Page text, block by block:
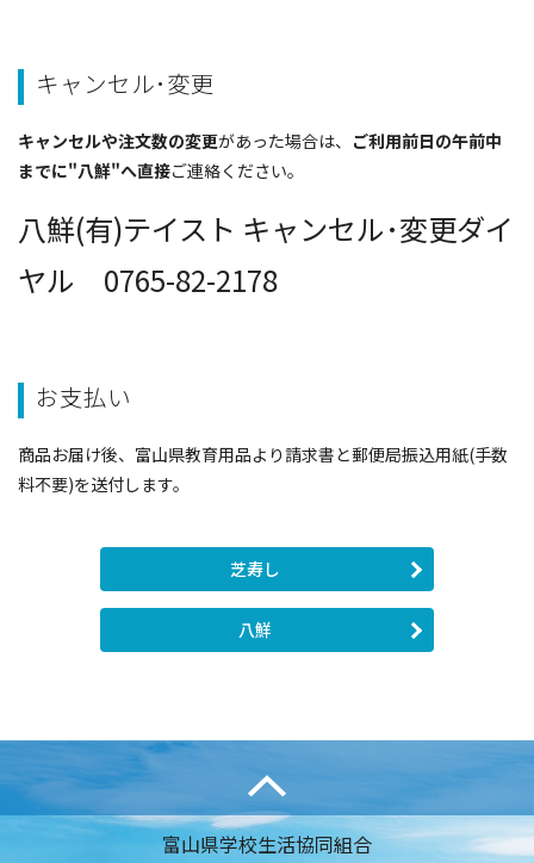
キャンセル･変更
キャンセルや注文数の変更があった場合は、 ご利用前日の午前中
までに"八鮮"へ直接ご連絡ください。
八鮮(有)テイスト キャンセル･変更ダイ
ヤル 0765-82-2178
お支払い
商品お届け後、富山県教育用品より請求書と郵便局振込用紙(手数
料不要)を送付します。
芝寿し
八鮮
富山県学校生活協同組合